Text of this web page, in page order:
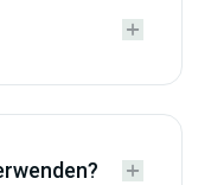



